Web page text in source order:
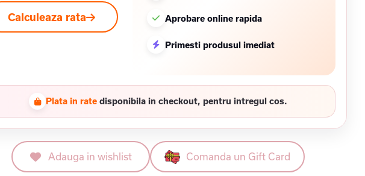
Calculeaza rata Aprobare online rapida
Primesti produsul imediat
Plata in rate disponibila in checkout, pentru intregul cos.
Adauga in wishlist Comanda un Gift Card